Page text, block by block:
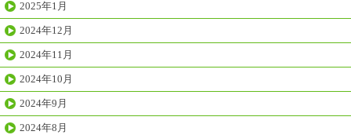
2025年1月
2024年12月
2024年11月
2024年10月
2024年9月
2024年8月